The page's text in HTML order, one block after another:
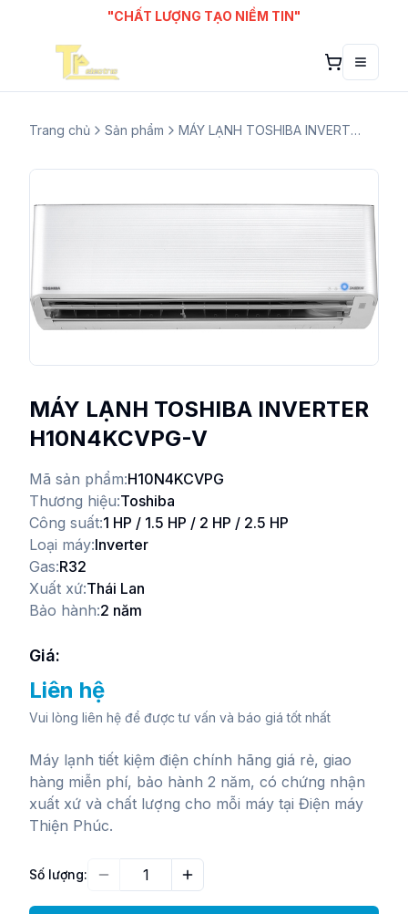
"CHẤT LƯỢNG TẠO NIỀM TIN"
Toggle
Trang chủ Sản phẩm MÁY LẠNH TOSHIBA INVERTER H10N4KCVPG-V
MÁY LẠNH TOSHIBA INVERTER
H10N4KCVPG-V
Mã sản phẩm:H10N4KCVPG
Thương hiệu:Toshiba
Công suất:1 HP / 1.5 HP / 2 HP / 2.5 HP
Loại máy:Inverter
Gas:R32
Xuất xứ:Thái Lan
Bảo hành:2 năm
Giá:
Liên hệ
Vui lòng liên hệ để được tư vấn và báo giá tốt nhất
Máy lạnh tiết kiệm điện chính hãng giá rẻ, giao
hàng miễn phí, bảo hành 2 năm, có chứng nhận
xuất xứ và chất lượng cho mỗi máy tại Điện máy
Thiện Phúc.
Số lượng: Tăng